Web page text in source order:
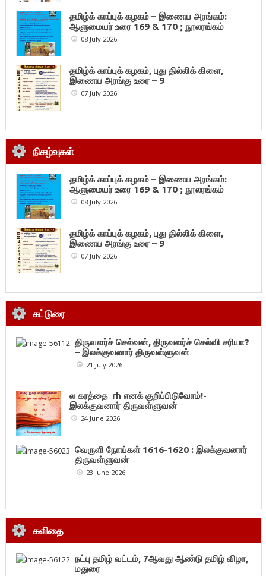
தமிழ்க் காப்புக் கழகம் – இணைய அரங்கம்:
ஆளுமையர் உரை 169 & 170 ; நூலரங்கம்
08 July 2026
தமிழ்க் காப்புக் கழகம், புது தில்லிக் கிளை,
இணைய அரங்கு உரை – 9
07 July 2026
நிகழ்வுகள்
தமிழ்க் காப்புக் கழகம் – இணைய அரங்கம்:
ஆளுமையர் உரை 169 & 170 ; நூலரங்கம்
08 July 2026
தமிழ்க் காப்புக் கழகம், புது தில்லிக் கிளை,
இணைய அரங்கு உரை – 9
07 July 2026
கட்டுரை
திருவளர்ச் செல்வன், திருவளர்ச் செல்வி சரியா?
– இலக்குவனார் திருவள்ளுவன்
21 July 2026
ல கரத்தை rh எனக் குறிப்பிடுவோம்!-
இலக்குவனார் திருவள்ளுவன்
24 June 2026
வெருளி நோய்கள் 1616-1620 : இலக்குவனார்
திருவள்ளுவன்
23 June 2026
கவிதை
நட்பு தமிழ் வட்டம், 7ஆவது ஆண்டு தமிழ் விழா,
மதுரை